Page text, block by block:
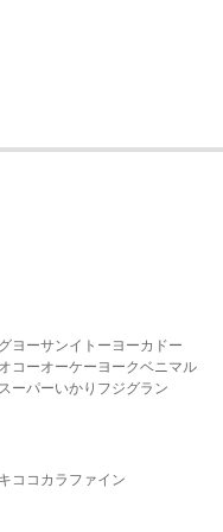
ヨーサンイトーヨーカドー
コーオーケー ヨークベニマル
ーパーいかり フジグラン
ココカラファイン